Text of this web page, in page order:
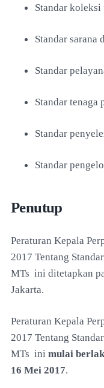
Standar koleksi
Standar sarana
Standar
Standar tenaga
Standar
Standar
Penutup
Peraturan Kepala
2017 Tentang
MTs ini ditetapkan
Jakarta.
Peraturan Kepala
2017 Tentang
MTs ini mulai
16 Mei 2017.